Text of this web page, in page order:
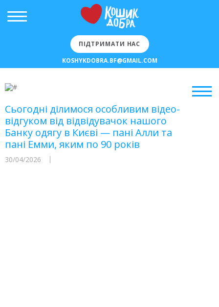
ПІДТРИМАТИ НАС
KOSHYKDOBRA.BF@GMAIL.COM
Сьогодні ділимося особливим відео-
відгуком від відвідувачок нашого
Банку одягу в Києві — пані Алли та
пані Емми, яким по 90 років
30/04/2026